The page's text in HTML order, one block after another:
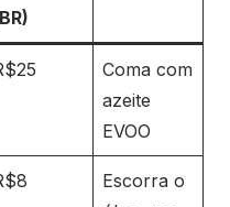
Coma com
azeite
EVOO
Escorra o